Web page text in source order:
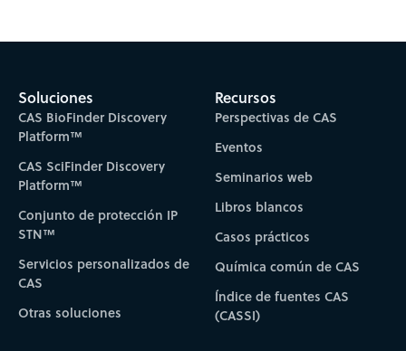
Soluciones
CAS BioFinder Discovery
Platform™
CAS SciFinder Discovery
Platform™
Conjunto de protección IP
STN™
Servicios personalizados de
CAS
Otras soluciones
Recursos
Perspectivas de CAS
Eventos
Seminarios web
Libros blancos
Casos prácticos
Química común de CAS
Índice de fuentes CAS
(CASSI)